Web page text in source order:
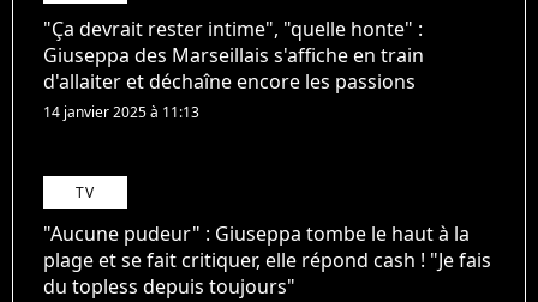
"Ça devrait rester intime", "quelle honte" :
Giuseppa des Marseillais s'affiche en train
d'allaiter et déchaîne encore les passions
14 janvier 2025 à 11:13
TV
"Aucune pudeur" : Giuseppa tombe le haut à la
plage et se fait critiquer, elle répond cash ! "Je fais
du topless depuis toujours"